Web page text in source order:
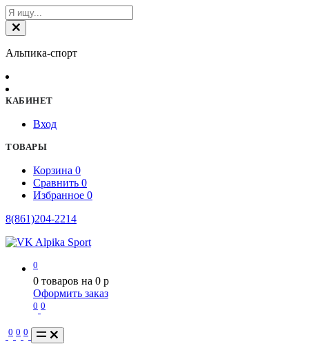
Альпика-спорт
КАБИНЕТ
Вход
ТОВАРЫ
Корзина 0
Сравнить 0
Избранное 0
8(861)204-2214
0
0 товаров на 0 p
Оформить заказ
0 0
0 0 0